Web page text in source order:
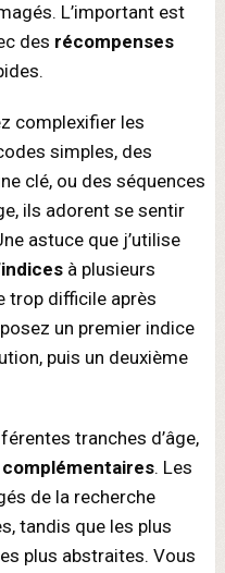
L’important est
des récompenses
complexifier les
simples, des
clé, ou des séquences
ils adorent se sentir
astuce que j’utilise
à plusieurs
trop difficile après
un premier indice
puis un deuxième
tranches d’âge,
. Les
de la recherche
tandis que les plus
plus abstraites. Vous